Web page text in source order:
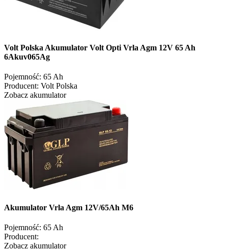
Volt Polska Akumulator Volt Opti Vrla Agm 12V 65 Ah
6Akuv065Ag
Pojemność: 65 Ah
Producent: Volt Polska
Zobacz akumulator
Akumulator Vrla Agm 12V/65Ah M6
Pojemność: 65 Ah
Producent:
Zobacz akumulator